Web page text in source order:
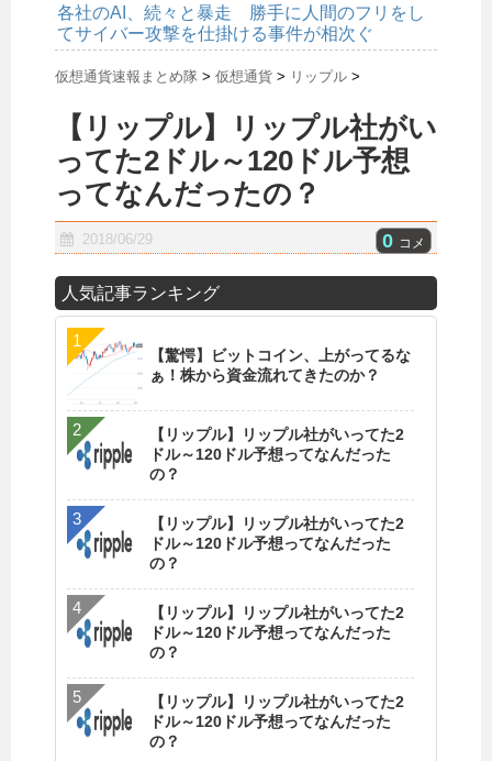
各社のAI、続々と暴走 勝手に人間のフリをし
てサイバー攻撃を仕掛ける事件が相次ぐ
仮想通貨速報まとめ隊 > 仮想通貨 > リップル >
【リップル】リップル社がい
ってた2ドル～120ドル予想
ってなんだったの？
2018/06/29 0 コメ
人気記事ランキング
【驚愕】ビットコイン、上がってるな
ぁ！株から資金流れてきたのか？
【リップル】リップル社がいってた2
ドル～120ドル予想ってなんだった
の？
【リップル】リップル社がいってた2
ドル～120ドル予想ってなんだった
の？
【リップル】リップル社がいってた2
ドル～120ドル予想ってなんだった
の？
【リップル】リップル社がいってた2
ドル～120ドル予想ってなんだった
の？